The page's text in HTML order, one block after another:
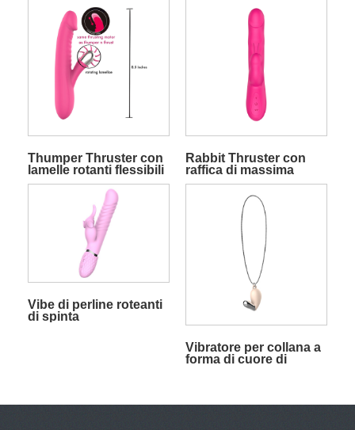
Thumper Thruster con
lamelle rotanti flessibili
Rabbit Thruster con
raffica di massima
potenza
Vibe di perline roteanti
di spinta
Vibratore per collana a
forma di cuore di